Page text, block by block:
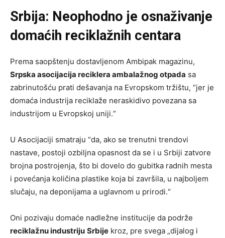
Srbija: Neophodno je osnaživanje
domaćih reciklažnih centara
Prema saopštenju dostavljenom Ambipak magazinu,
Srpska asocijacija reciklera ambalažnog otpada sa
zabrinutošću prati dešavanja na Evropskom tržištu, “jer je
domaća industrija reciklaže neraskidivo povezana sa
industrijom u Evropskoj uniji.“
U Asocijaciji smatraju “da, ako se trenutni trendovi
nastave, postoji ozbiljna opasnost da se i u Srbiji zatvore
brojna postrojenja, što bi dovelo do gubitka radnih mesta
i povećanja količina plastike koja bi završila, u najboljem
slučaju, na deponijama a uglavnom u prirodi.“
Oni pozivaju domaće nadležne institucije da podrže
reciklažnu industriju Srbije kroz, pre svega „dijalog i